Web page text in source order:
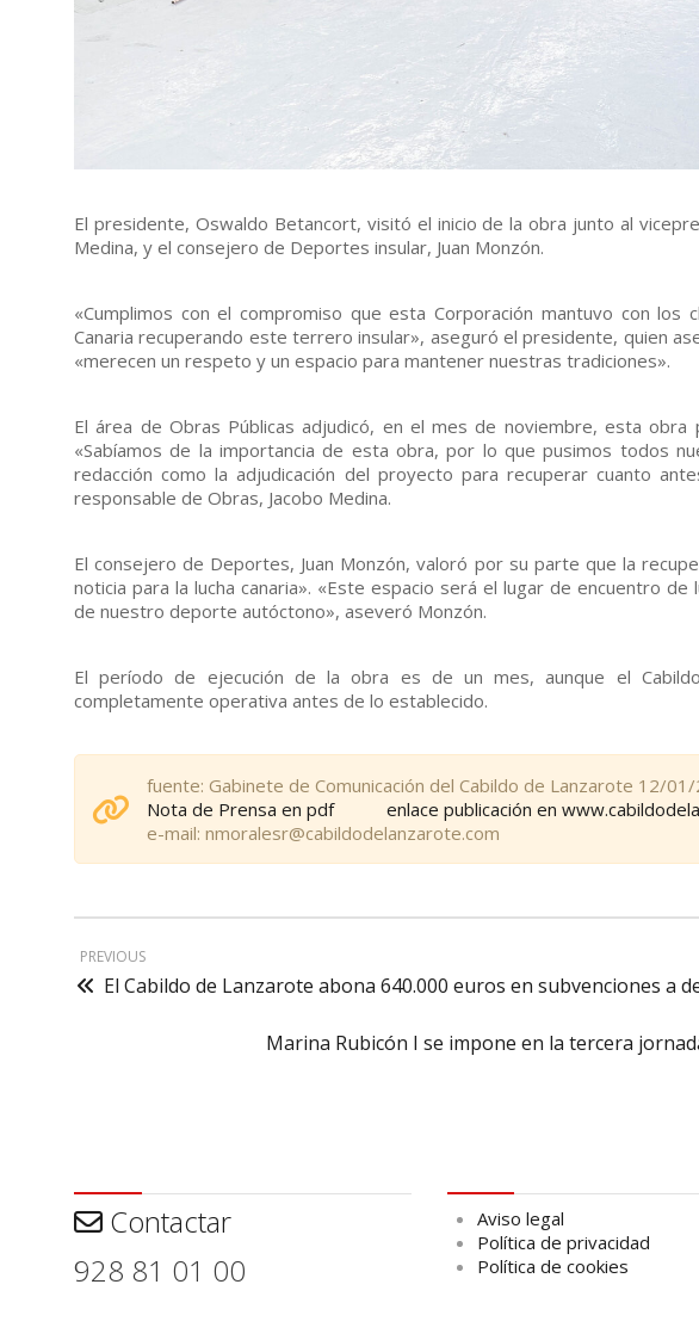
El presidente, Oswaldo Betancort, visitó el inicio de la obra junto al
Medina, y el consejero de Deportes insular, Juan Monzón.
«Cumplimos con el compromiso que esta Corporación mantuvo con los
Canaria recuperando este terrero insular», aseguró el presidente, quien
«merecen un respeto y un espacio para mantener nuestras tradiciones».
El área de Obras Públicas adjudicó, en el mes de noviembre, esta
«Sabíamos de la importancia de esta obra, por lo que pusimos todos
redacción como la adjudicación del proyecto para recuperar cuanto
responsable de Obras, Jacobo Medina.
El consejero de Deportes, Juan Monzón, valoró por su parte que la
noticia para la lucha canaria». «Este espacio será el lugar de encuentro
de nuestro deporte autóctono», aseveró Monzón.
El período de ejecución de la obra es de un mes, aunque el
completamente operativa antes de lo establecido.
fuente: Gabinete de Comunicación del Cabildo de Lanzarote 12/
Nota de Prensa en pdf
enlace publicación en
e-mail: nmoralesr@cabildodelanzarote.com
PREVIOUS
El Cabildo de Lanzarote abona 640.000 euros en subvenciones a
Marina Rubicón I se impone en la tercera
Contactar
928 81 01 00
Aviso legal
Política de privacidad
Política de cookies